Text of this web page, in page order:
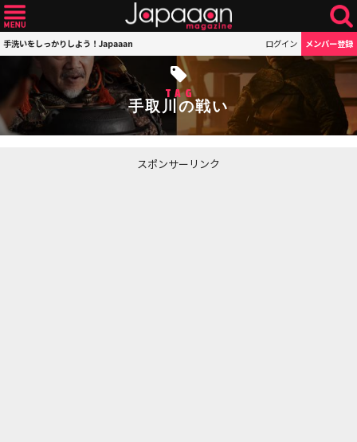
手洗いをしっかりしよう！Japaaan ログイン メンバー登録
TAG
手取川の戦い
スポンサーリンク